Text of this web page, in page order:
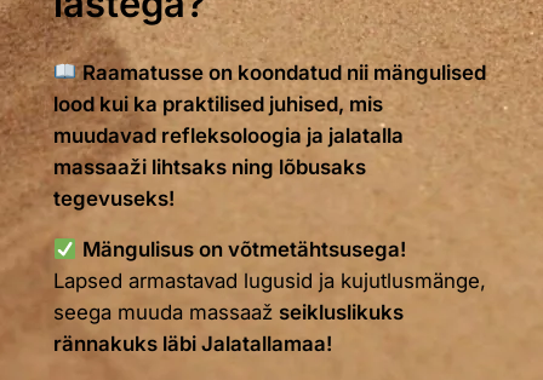
Raamatusse on koondatud nii mängulised
lood kui ka praktilised juhised, mis
muudavad refleksoloogia ja jalatalla
massaaži lihtsaks ning lõbusaks
tegevuseks!
Mängulisus on võtmetähtsusega!
Lapsed armastavad lugusid ja kujutlusmänge,
seega muuda massaaž seikluslikuks
rännakuks läbi Jalatallamaa!